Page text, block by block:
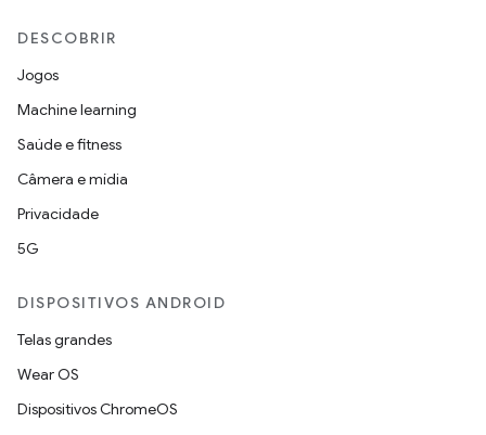
DESCOBRIR
Jogos
Machine learning
Saúde e fitness
Câmera e mídia
Privacidade
5G
DISPOSITIVOS ANDROID
Telas grandes
Wear OS
Dispositivos ChromeOS